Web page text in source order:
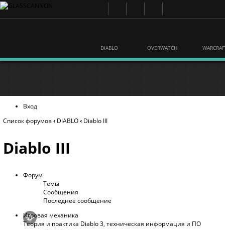
DIABLO OVERWATCH
Вход
Список форумов‹ DIABLO‹ Diablo III
Diablo III
Форум
Темы
Сообщения
Последнее сообщение
Игровая механика
Теория и практика Diablo 3, техническая информация и ПО